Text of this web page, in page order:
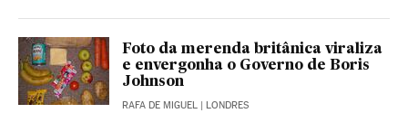
Foto da merenda britânica viraliza
e envergonha o Governo de Boris
Johnson
RAFA DE MIGUEL | LONDRES